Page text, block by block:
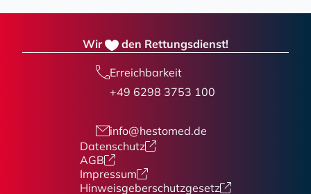
Wir den Rettungsdienst!
Erreichbarkeit
+49 6298 3753 100
info@hestomed.de
Datenschutz
AGB
Impressum
Hinweisgeberschutzgesetz